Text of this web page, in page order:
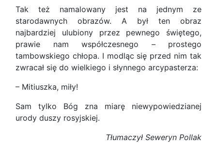
Tak też namalowany jest na jednym ze
starodawnych obrazów. A był ten obraz
najbardziej ulubiony przez pewnego świętego,
prawie nam współczesnego – prostego
tambowskiego chłopa. I modląc się przed nim tak
zwracał się do wielkiego i słynnego arcypasterza:
– Mitiuszka, miły!
Sam tylko Bóg zna miarę niewypowiedzianej
urody duszy rosyjskiej.
Tłumaczył Seweryn Pollak